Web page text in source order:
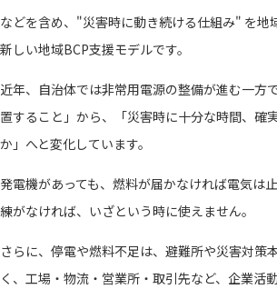
などを含め、"災害時に動き続ける仕組み" を地
新しい地域BCP支援モデルです。
近年、自治体では非常用電源の整備が進む一方
置すること」から、「災害時に十分な時間、確
か」へと変化しています。
発電機があっても、燃料が届かなければ電気は
練がなければ、いざという時に使えません。
さらに、停電や燃料不足は、避難所や災害対策
く、工場・物流・営業所・取引先など、企業活